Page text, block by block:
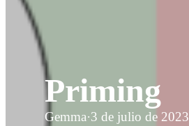
Priming
Gemma·3 de julio de 2023